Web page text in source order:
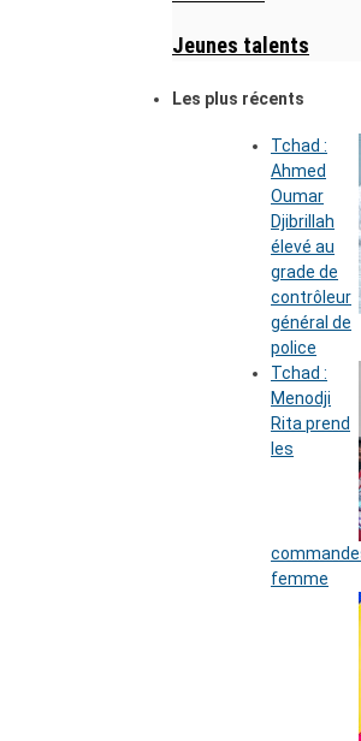
Jeunes talents
Les plus récents
Tchad :
Ahmed
Oumar
Djibrillah
élevé au
grade de
contrôleur
général de
police
Tchad :
Menodji
Rita prend
les
femme